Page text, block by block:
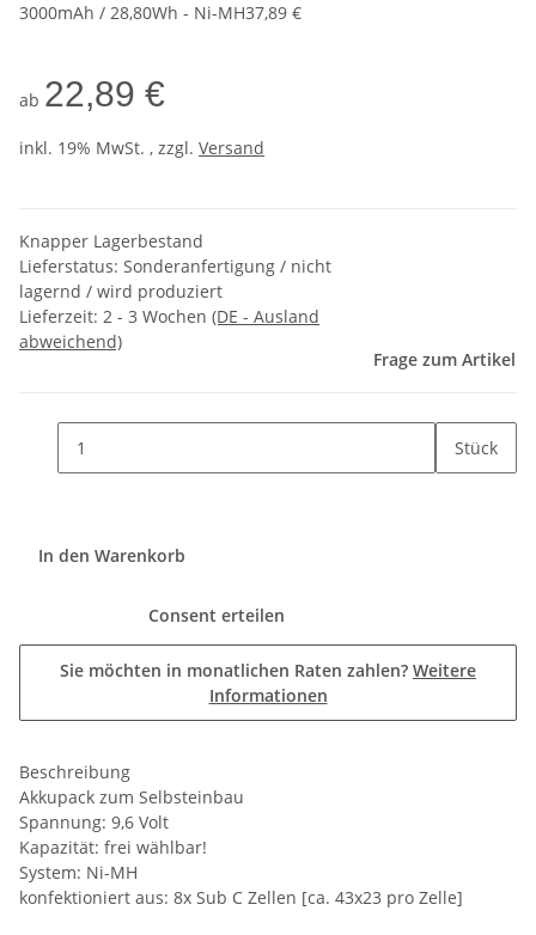
3000mAh / 28,80Wh - Ni-MH37,89 €
ab 22,89 €
inkl. 19% MwSt. , zzgl. Versand
Knapper Lagerbestand
Lieferstatus: Sonderanfertigung / nicht
lagernd / wird produziert
Lieferzeit: 2 - 3 Wochen (DE - Ausland
abweichend)
Frage zum Artikel
Stück
In den Warenkorb
Consent erteilen
Sie möchten in monatlichen Raten zahlen? Weitere
Informationen
Beschreibung
Akkupack zum Selbsteinbau
Spannung: 9,6 Volt
Kapazität: frei wählbar!
System: Ni-MH
konfektioniert aus: 8x Sub C Zellen [ca. 43x23 pro Zelle]